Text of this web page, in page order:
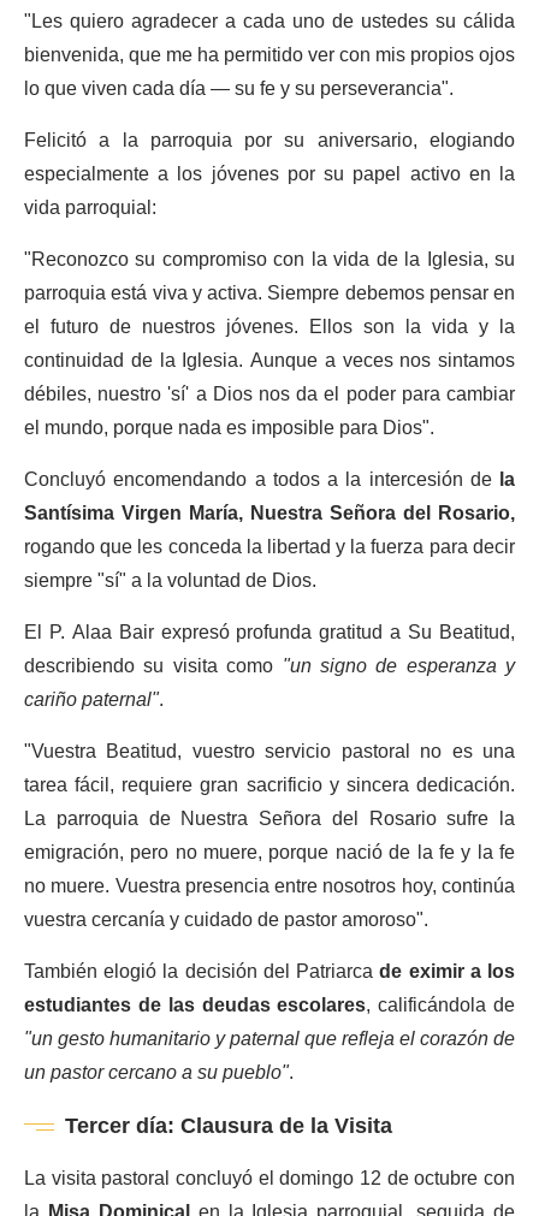
"Les quiero agradecer a cada uno de ustedes su cálida
bienvenida, que me ha permitido ver con mis propios ojos
lo que viven cada día — su fe y su perseverancia".
Felicitó a la parroquia por su aniversario, elogiando
especialmente a los jóvenes por su papel activo en la
vida parroquial:
"Reconozco su compromiso con la vida de la Iglesia, su
parroquia está viva y activa. Siempre debemos pensar en
el futuro de nuestros jóvenes. Ellos son la vida y la
continuidad de la Iglesia. Aunque a veces nos sintamos
débiles, nuestro 'sí' a Dios nos da el poder para cambiar
el mundo, porque nada es imposible para Dios".
Concluyó encomendando a todos a la intercesión de la
Santísima Virgen María, Nuestra Señora del Rosario,
rogando que les conceda la libertad y la fuerza para decir
siempre "sí" a la voluntad de Dios.
El P. Alaa Bair expresó profunda gratitud a Su Beatitud,
describiendo su visita como "un signo de esperanza y
cariño paternal".
"Vuestra Beatitud, vuestro servicio pastoral no es una
tarea fácil, requiere gran sacrificio y sincera dedicación.
La parroquia de Nuestra Señora del Rosario sufre la
emigración, pero no muere, porque nació de la fe y la fe
no muere. Vuestra presencia entre nosotros hoy, continúa
vuestra cercanía y cuidado de pastor amoroso".
También elogió la decisión del Patriarcade eximir a los
estudiantes de las deudas escolares, calificándola de
"un gesto humanitario y paternal que refleja el corazón de
un pastor cercano a su pueblo".
Tercer día: Clausura de la Visita
La visita pastoral concluyó el domingo 12 de octubre con